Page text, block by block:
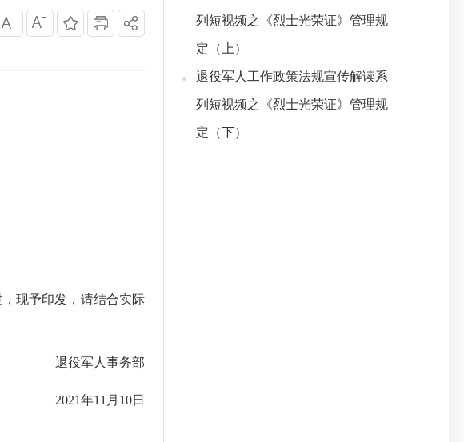
现予印发，请结合实际
退役军人事务部
2021年11月10日
列短视频之《烈士光荣证》管理规
定（上）
退役军人工作政策法规宣传解读系
列短视频之《烈士光荣证》管理规
定（下）